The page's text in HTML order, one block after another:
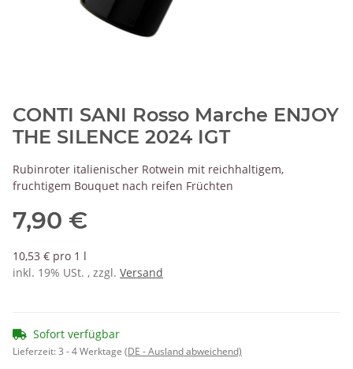
CONTI SANI Rosso Marche ENJOY
THE SILENCE 2024 IGT
Rubinroter italienischer Rotwein mit reichhaltigem,
fruchtigem Bouquet nach reifen Früchten
7,90 €
10,53 € pro 1 l
inkl. 19% USt. , zzgl. Versand
Sofort verfügbar
Lieferzeit:3 - 4 Werktage (DE - Ausland abweichend)